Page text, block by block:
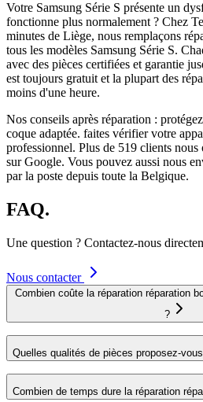
Votre Samsung Série S présente un
fonctionne plus normalement ? Chez
minutes de Liège, nous remplaçons
tous les modèles Samsung Série S.
avec des pièces certifiées et garantie
est toujours gratuit et la plupart des
moins d'une heure.
Nos conseils après réparation :
coque adaptée. faites vérifier votre
professionnel. Plus de 519 clients nous
sur Google. Vous pouvez aussi nous
par la poste depuis toute la Belgique.
FAQ.
Une question ? Contactez-nous
Nous contacter
Combien coûte la réparation réparation
?
Quelles qualités de pièces proposez-
Combien de temps dure la réparation